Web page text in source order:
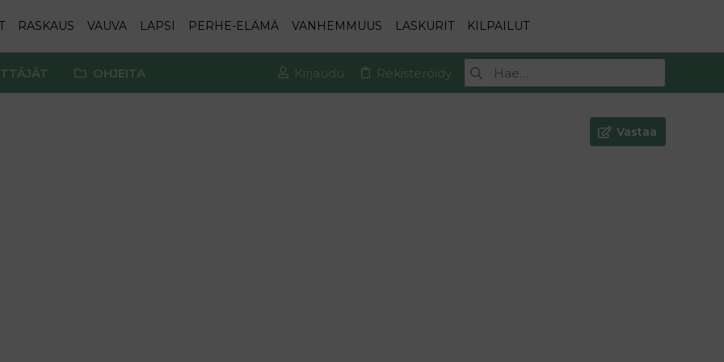
RASKAUS VAUVA LAPSI PERHE-ELÄMÄ VANHEMMUUS LASKURIT KILPAILUT
OHJEITA Kirjaudu Rekisteröidy
Vastaa